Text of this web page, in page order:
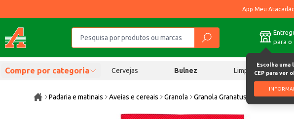
App Meu
para o
Escolha uma
CEP para ver
Compre por categoria Cervejas Bulnez Limpeza
Padaria e matinais Aveias e cereais Granola Granola Granatus Original 250g